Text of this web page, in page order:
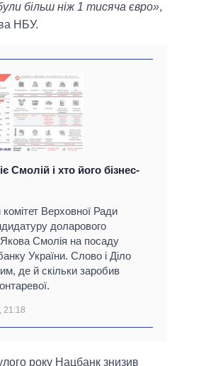
більш ніж 1 тисяча євро»,
НБУ.
Смолій і хто його бізнес-
Верховної Ради
доларового
Смолія на посаду
України. Слово і Діло
де й скільки заробив
21:18
року Нацбанк знизив